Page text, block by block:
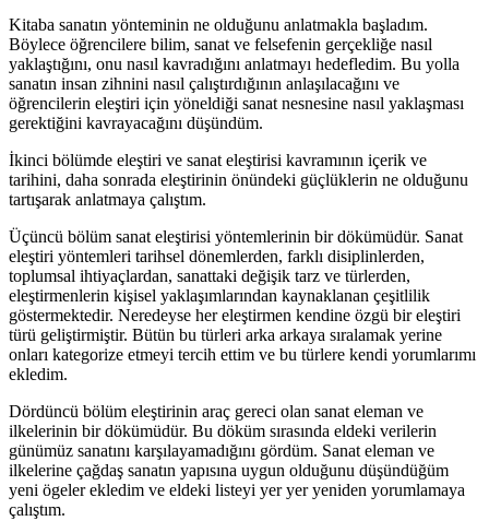
Kitaba sanatın yönteminin ne olduğunu anlatmakla başladım.
Böylece öğrencilere bilim, sanat ve felsefenin gerçekliğe nasıl
yaklaştığını, onu nasıl kavradığını anlatmayı hedefledim. Bu yolla
sanatın insan zihnini nasıl çalıştırdığının anlaşılacağını ve
öğrencilerin eleştiri için yöneldiği sanat nesnesine nasıl yaklaşması
gerektiğini kavrayacağını düşündüm.
İkinci bölümde eleştiri ve sanat eleştirisi kavramının içerik ve
tarihini, daha sonrada eleştirinin önündeki güçlüklerin ne olduğunu
tartışarak anlatmaya çalıştım.
Üçüncü bölüm sanat eleştirisi yöntemlerinin bir dökümüdür. Sanat
eleştiri yöntemleri tarihsel dönemlerden, farklı disiplinlerden,
toplumsal ihtiyaçlardan, sanattaki değişik tarz ve türlerden,
eleştirmenlerin kişisel yaklaşımlarından kaynaklanan çeşitlilik
göstermektedir. Neredeyse her eleştirmen kendine özgü bir eleştiri
türü geliştirmiştir. Bütün bu türleri arka arkaya sıralamak yerine
onları kategorize etmeyi tercih ettim ve bu türlere kendi yorumlarımı
ekledim.
Dördüncü bölüm eleştirinin araç gereci olan sanat eleman ve
ilkelerinin bir dökümüdür. Bu döküm sırasında eldeki verilerin
günümüz sanatını karşılayamadığını gördüm. Sanat eleman ve
ilkelerine çağdaş sanatın yapısına uygun olduğunu düşündüğüm
yeni ögeler ekledim ve eldeki listeyi yer yer yeniden yorumlamaya
çalıştım.